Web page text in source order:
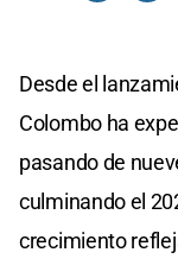
Desde el
Colombo ha
pasando de
culminando el
crecimiento